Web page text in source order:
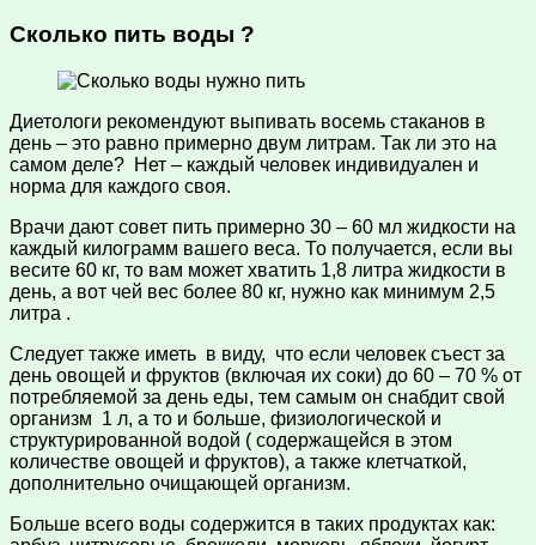
Сколько пить воды ?
Диетологи рекомендуют выпивать восемь стаканов в
день – это равно примерно двум литрам. Так ли это на
самом деле? Нет – каждый человек индивидуален и
норма для каждого своя.
Врачи дают совет пить примерно 30 – 60 мл жидкости на
каждый килограмм вашего веса. То получается, если вы
весите 60 кг, то вам может хватить 1,8 литра жидкости в
день, а вот чей вес более 80 кг, нужно как минимум 2,5
литра .
Следует также иметь в виду, что если человек съест за
день овощей и фруктов (включая их соки) до 60 – 70 % от
потребляемой за день еды, тем самым он снабдит свой
организм 1 л, а то и больше, физиологической и
структурированной водой ( содержащейся в этом
количестве овощей и фруктов), а также клетчаткой,
дополнительно очищающей организм.
Больше всего воды содержится в таких продуктах как: